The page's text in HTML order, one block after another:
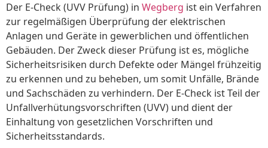
Der E-Check (UVV Prüfung) in Wegberg ist ein Verfahren
zur regelmäßigen Überprüfung der elektrischen
Anlagen und Geräte in gewerblichen und öffentlichen
Gebäuden. Der Zweck dieser Prüfung ist es, mögliche
Sicherheitsrisiken durch Defekte oder Mängel frühzeitig
zu erkennen und zu beheben, um somit Unfälle, Brände
und Sachschäden zu verhindern. Der E-Check ist Teil der
Unfallverhütungsvorschriften (UVV) und dient der
Einhaltung von gesetzlichen Vorschriften und
Sicherheitsstandards.